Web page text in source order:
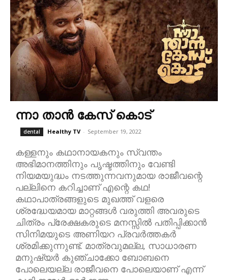
ന്നാ താൻ കേസ് കൊട്
dental Healthy TV - September 19, 2022
കള്ളനും കഥാനായകനും സ്വന്തം
അഭിമാനത്തിനും പൃഷ്ടത്തിനും വേണ്ടി
നിയമയുദ്ധം നടത്തുന്നവനുമായ രാജീവന്റെ
പല്ലിനെ കറിച്ചാണ് എന്റെ കഥ!
കഥാപാത്രങ്ങളുടെ മുഖത്ത് വളരെ
ശ്രദ്ധേയമായ മാറ്റങ്ങൾ വരുത്തി അവരുടെ
ചിത്രം പ്രേക്ഷകരുടെ മനസ്സിൽ പതിപ്പിക്കാൻ
സിനിമയുടെ അണിയറ പ്രവർത്തകർ
ശ്രമിക്കുന്നുണ്ട്. മാത്രവുമല്ല, സാധാരണ
മനുഷ്യർ കുഞ്ചാക്കോ ബോബനെ
പോലെയല്ല രാജീവനെ പോലെയാണ് എന്ന്